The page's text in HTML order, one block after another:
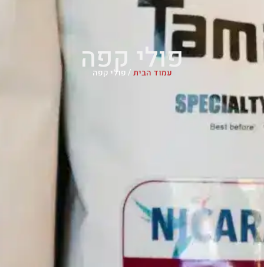
פולי קפה
עמוד הבית/ פולי קפה